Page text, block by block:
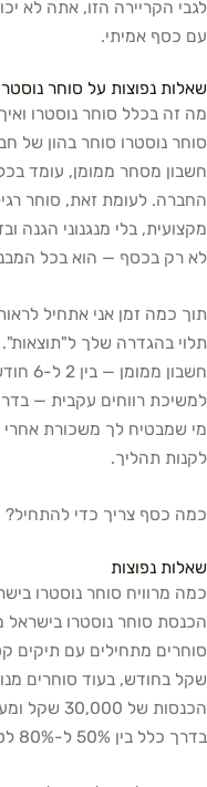
לגבי הקריירה הזו, אתה לא
עם כסף אמיתי.
שאלות נפוצות על סוחר
מה זה בכלל סוחר נוסטרו
סוחר נוסטרו סוחר בהון של
חשבון מסחר ממומן, עומד
החברה. לעומת זאת, סוחר
מקצועית, בלי מנגנוני הגנה
לא רק בכסף — הוא בכל
תוך כמה זמן אני אתחיל
תלוי בהגדרה שלך
מי שמבטיח לך משכורת אחרי
לקנות תהליך.
כמה כסף צריך כדי להתחיל?
שאלות נפוצות
כמה מרוויח סוחר נוסטרו
הכנסת סוחר נוסטרו בישראל
שקל בחודש, בעוד סוחרים
הכנסות של
בדרך כלל בין 50% ל-80% לטובת הסוחר.